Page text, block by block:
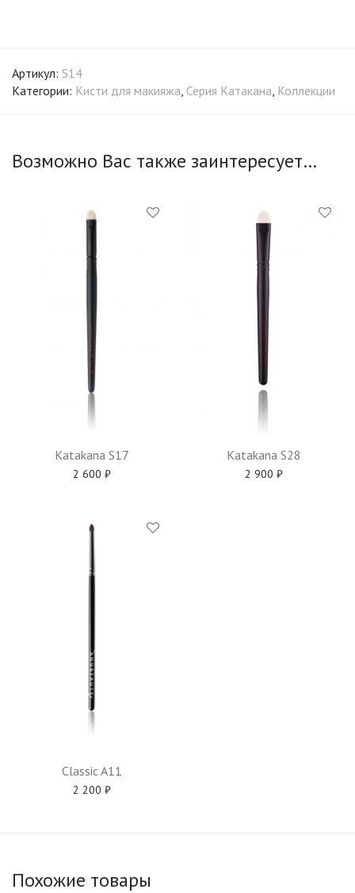
Артикул: S14
Категории: Кисти для макияжа Серия Катакана Коллекции
Возможно Вас также заинтересует…
Katakana S17
2 600 ₽
Katakana S28
2 900 ₽
Classic A11
2 200 ₽
Похожие товары